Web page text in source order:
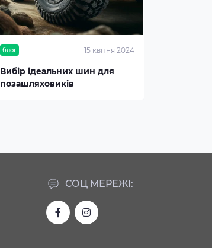
блог 15 квітня 2024
Вибір ідеальних шин для
позашляховиків
СОЦ МЕРЕЖІ: